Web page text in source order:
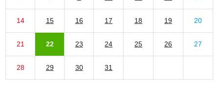
14 15 16 17 18 19 20
21 22 23 24 25 26 27
28 29 30 31